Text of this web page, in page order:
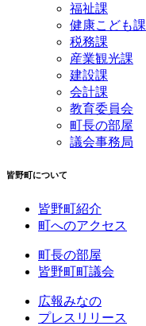
福祉課
健康こども課
税務課
産業観光課
建設課
会計課
教育委員会
町長の部屋
議会事務局
皆野町について
皆野町紹介
町へのアクセス
町長の部屋
皆野町町議会
広報みなの
プレスリリース